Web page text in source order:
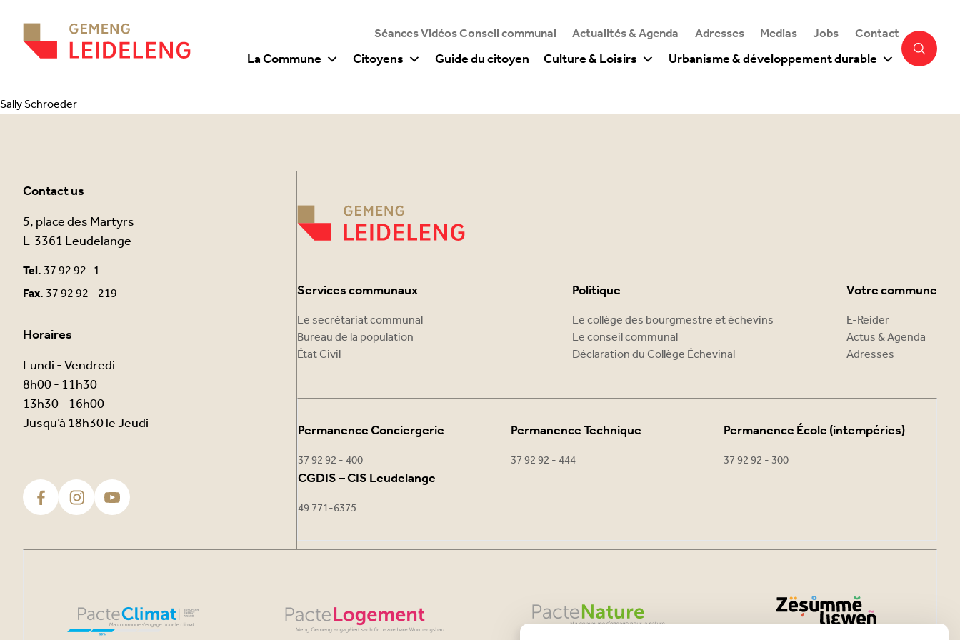
Séances Vidéos Conseil communal Actualités & Agenda Adresses Medias Jobs Contact
La Commune Citoyens Guide du citoyen Culture & Loisirs Urbanisme & développement durable
Sally Schroeder
Contact us
5, place des Martyrs
L-3361 Leudelange
Tel.37 92 92 -1
Fax.37 92 92 - 219
Horaires
Lundi - Vendredi
8h00 - 11h30
13h30 - 16h00
Jusqu’à 18h30 le Jeudi
Services communaux
Le secrétariat communal
Bureau de la population
État Civil
Politique
Le collège des bourgmestre et échevins
Le conseil communal
Déclaration du Collège Échevinal
Votre commune
E-Reider
Actus & Agenda
Adresses
Permanence Conciergerie
37 92 92 - 400
Permanence Technique
37 92 92 - 444
Permanence École (intempéries)
37 92 92 - 300
CGDIS – CIS Leudelange
49 771-6375